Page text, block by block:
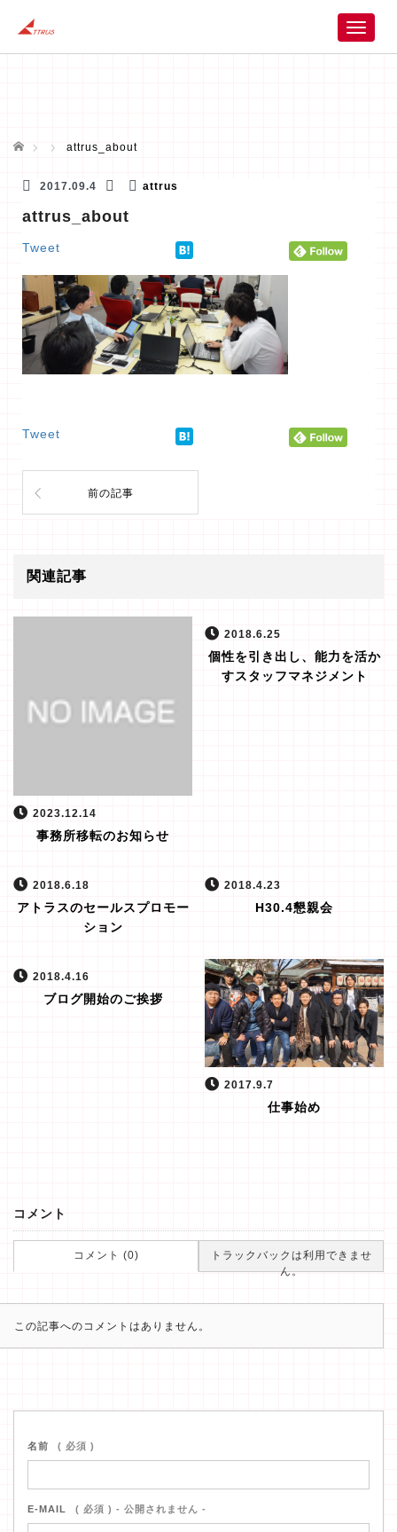
T
ホーム attrus_about
2017.09.4 attrus
attrus_about
Tweet
Tweet
前の記事
関連記事
2023.12.14
事務所移転のお知らせ
2018.6.25
個性を引き出し、能力を活か
すスタッフマネジメント
2018.6.18
アトラスのセールスプロモー
ション
2018.4.23
H30.4懇親会
2018.4.16
ブログ開始のご挨拶
2017.9.7
仕事始め
コメント
コメント (0)
トラックバックは利用できませ
ん。
この記事へのコメントはありません。
名前 ( 必須 )
E-MAIL ( 必須 ) - 公開されません -